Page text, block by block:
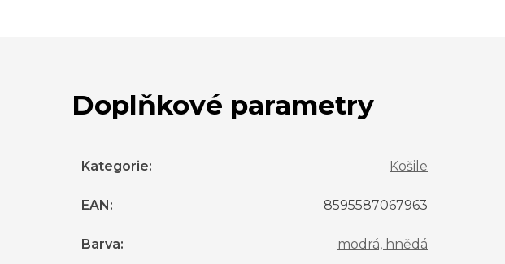
Doplňkové parametry
Kategorie: Košile
EAN : 8595587067963
Barva: modrá, hnědá